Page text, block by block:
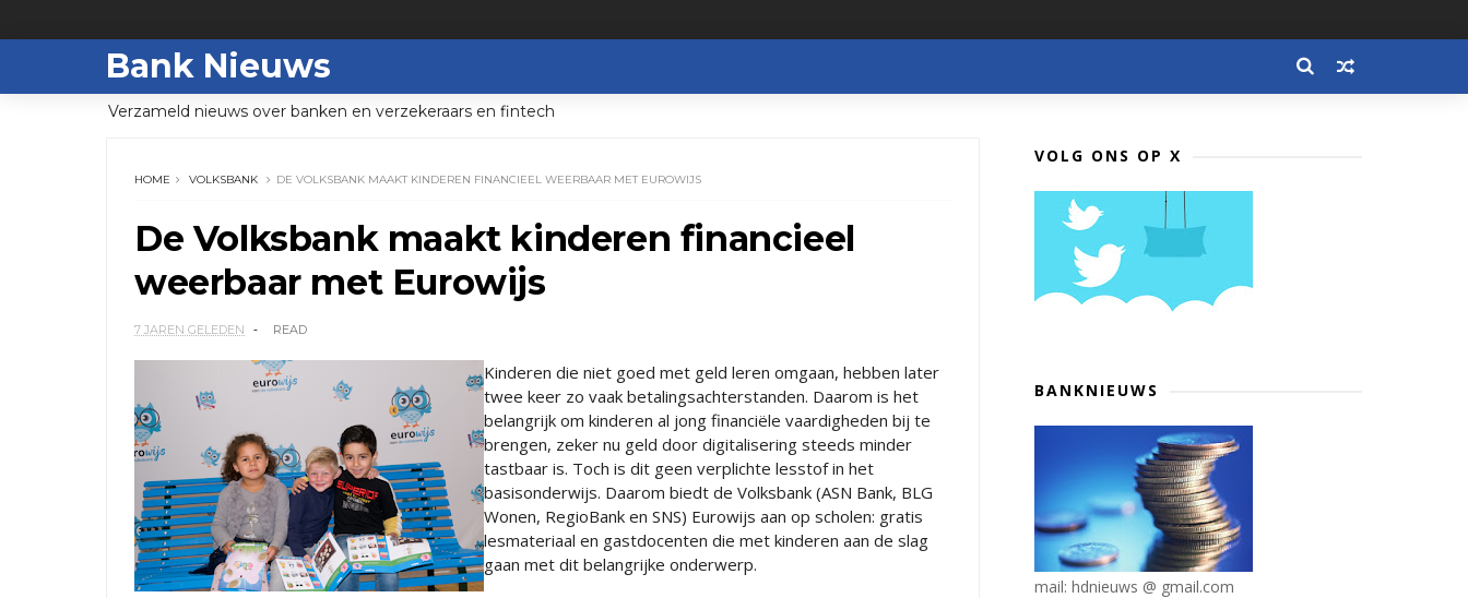
Bank Nieuws
Verzameld nieuws over banken en verzekeraars en fintech
HOME VOLKSBANK DE VOLKSBANK MAAKT KINDEREN FINANCIEEL WEERBAAR MET EUROWIJS
De Volksbank maakt kinderen financieel
weerbaar met Eurowijs
7 JAREN GELEDEN READ
Kinderen die niet goed met geld leren omgaan, hebben later
twee keer zo vaak betalingsachterstanden. Daarom is het
belangrijk om kinderen al jong financiële vaardigheden bij te
brengen, zeker nu geld door digitalisering steeds minder
tastbaar is. Toch is dit geen verplichte lesstof in het
basisonderwijs. Daarom biedt de Volksbank (ASN Bank, BLG
Wonen, RegioBank en SNS) Eurowijs aan op scholen: gratis
lesmateriaal en gastdocenten die met kinderen aan de slag
gaan met dit belangrijke onderwerp.
VOLG ONS OP X
BANKNIEUWS
mail: hdnieuws @ gmail.com